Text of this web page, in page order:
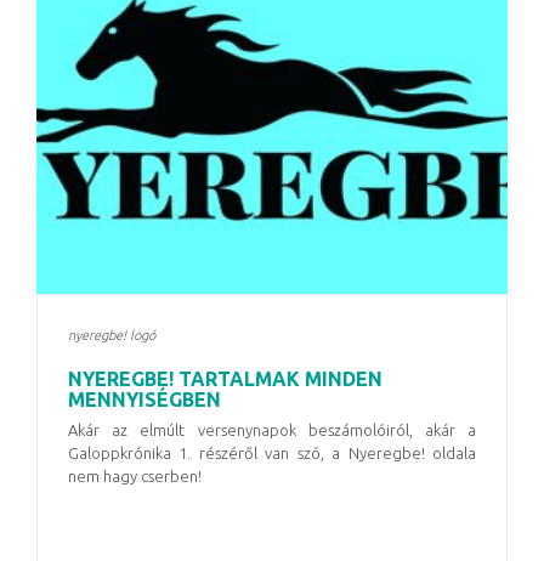
nyeregbe! logó
NYEREGBE! TARTALMAK MINDEN
MENNYISÉGBEN
Akár az elmúlt versenynapok beszámolóiról, akár a
Galoppkrónika 1. részéről van szó, a Nyeregbe! oldala
nem hagy cserben!